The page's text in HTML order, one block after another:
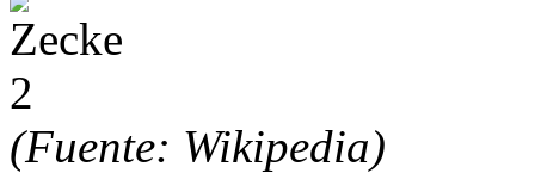
(Fuente: Wikipedia)